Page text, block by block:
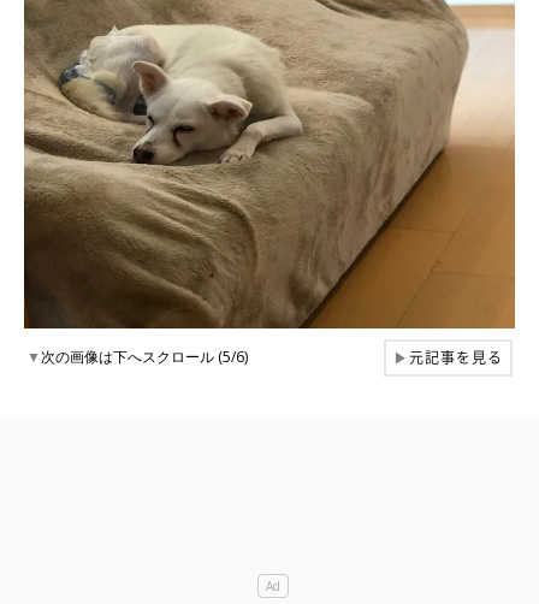
▼次の画像は下へスクロール (5/6) ▶元記事を見る